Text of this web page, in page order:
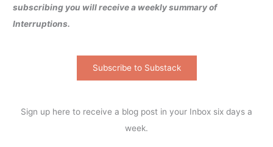
subscribing you will receive a weekly summary of
Interruptions.
Subscribe to Substack
Sign up here to receive a blog post in your Inbox six days a
week.